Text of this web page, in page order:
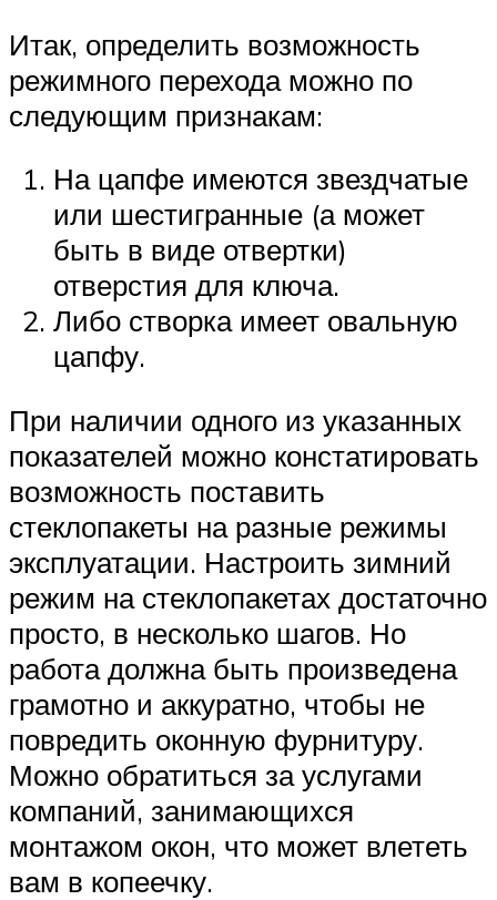
Итак, определить возможность
режимного перехода можно по
следующим признакам:
На цапфе имеются звездчатые
или шестигранные (а может
быть в виде отвертки)
отверстия для ключа.
Либо створка имеет овальную
цапфу.
При наличии одного из указанных
показателей можно констатировать
возможность поставить
стеклопакеты на разные режимы
эксплуатации. Настроить зимний
режим на стеклопакетах достаточно
просто, в несколько шагов. Но
работа должна быть произведена
грамотно и аккуратно, чтобы не
повредить оконную фурнитуру.
Можно обратиться за услугами
компаний, занимающихся
монтажом окон, что может влететь
вам в копеечку.